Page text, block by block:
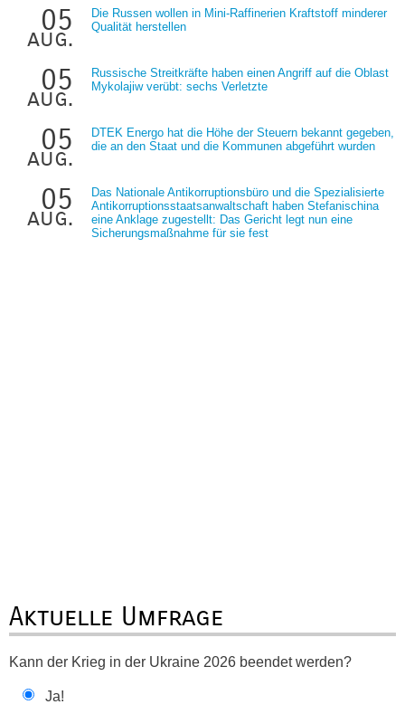
05
aug.
Die Russen wollen in Mini-Raffinerien Kraftstoff minderer
Qualität herstellen
05
aug.
Russische Streitkräfte haben einen Angriff auf die Oblast
Mykolajiw verübt: sechs Verletzte
05
aug.
DTEK Energo hat die Höhe der Steuern bekannt gegeben,
die an den Staat und die Kommunen abgeführt wurden
05
aug.
Das Nationale Antikorruptionsbüro und die Spezialisierte
Antikorruptionsstaatsanwaltschaft haben Stefanischina
eine Anklage zugestellt: Das Gericht legt nun eine
Sicherungsmaßnahme für sie fest
Aktuelle Umfrage
Kann der Krieg in der Ukraine 2026 beendet werden?
Ja!